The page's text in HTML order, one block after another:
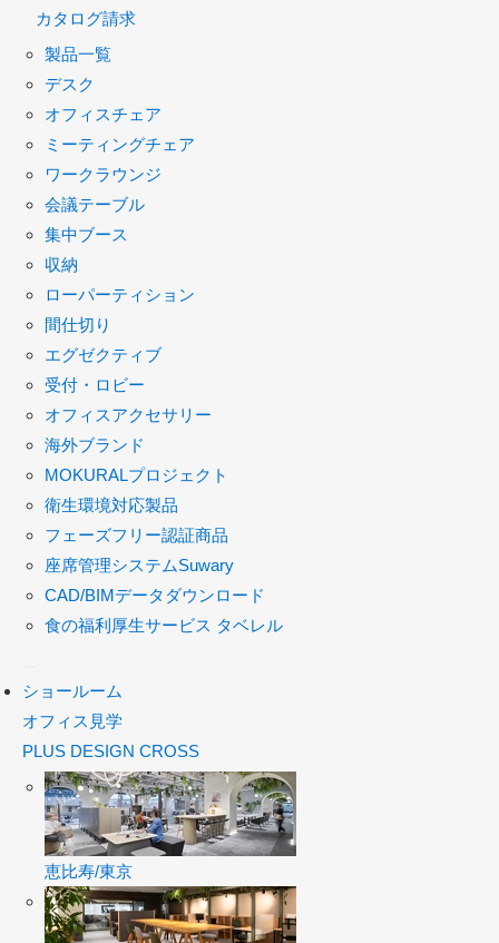
カタログ請求
製品一覧
デスク
オフィスチェア
ミーティングチェア
ワークラウンジ
会議テーブル
集中ブース
収納
ローパーティション
間仕切り
エグゼクティブ
受付・ロビー
オフィスアクセサリー
海外ブランド
MOKURALプロジェクト
衛生環境対応製品
フェーズフリー認証商品
座席管理システムSuwary
CAD/BIMデータダウンロード
食の福利厚生サービス タベレル
ショールーム
オフィス見学
PLUS DESIGN CROSS
恵比寿/東京